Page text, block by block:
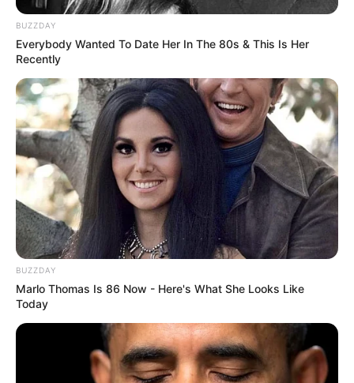
BUZZDAY
Everybody Wanted To Date Her In The 80s & This Is Her
Recently
BUZZDAY
Marlo Thomas Is 86 Now - Here's What She Looks Like
Today